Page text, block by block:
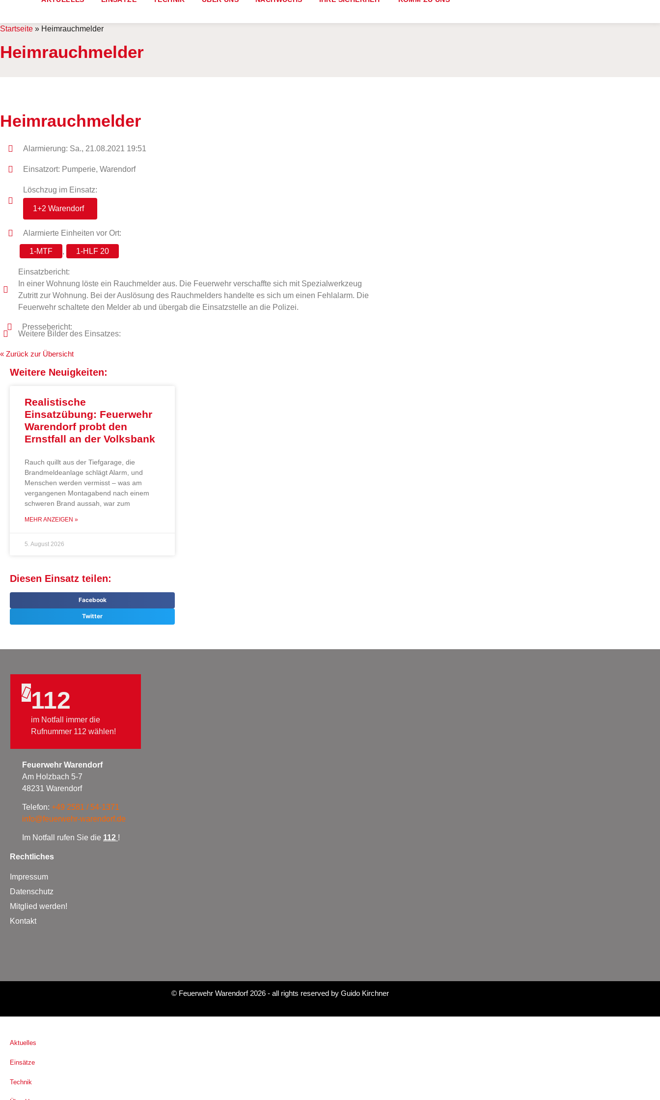
Startseite » Heimrauchmelder
Heimrauchmelder
Heimrauchmelder
Alarmierung: Sa., 21.08.2021 19:51
Einsatzort: Pumperie, Warendorf
Löschzug im Einsatz:
1+2 Warendorf
Alarmierte Einheiten vor Ort:
1-MTF , 1-HLF 20
Einsatzbericht:
In einer Wohnung löste ein Rauchmelder aus. Die Feuerwehr verschaffte sich mit Spezialwerkzeug
Zutritt zur Wohnung. Bei der Auslösung des Rauchmelders handelte es sich um einen Fehlalarm. Die
Feuerwehr schaltete den Melder ab und übergab die Einsatzstelle an die Polizei.
Pressebericht:
Weitere Bilder des Einsatzes:
« Zurück zur Übersicht
Weitere Neuigkeiten:
Realistische
Einsatzübung: Feuerwehr
Warendorf probt den
Ernstfall an der Volksbank
Rauch quillt aus der Tiefgarage, die
Brandmeldeanlage schlägt Alarm, und
Menschen werden vermisst – was am
vergangenen Montagabend nach einem
schweren Brand aussah, war zum
MEHR ANZEIGEN »
5. August 2026
Diesen Einsatz teilen:
Facebook
Twitter
112
im Notfall immer die
Rufnummer 112 wählen!
Feuerwehr Warendorf
Am Holzbach 5-7
48231 Warendorf
Telefon: +49 2581 / 54-1371
info@feuerwehr-warendorf.de
Im Notfall rufen Sie die 112 !
Rechtliches
Impressum
Datenschutz
Mitglied werden!
Kontakt
© Feuerwehr Warendorf 2026- all rights reserved by Guido Kirchner
Aktuelles
Einsätze
Technik